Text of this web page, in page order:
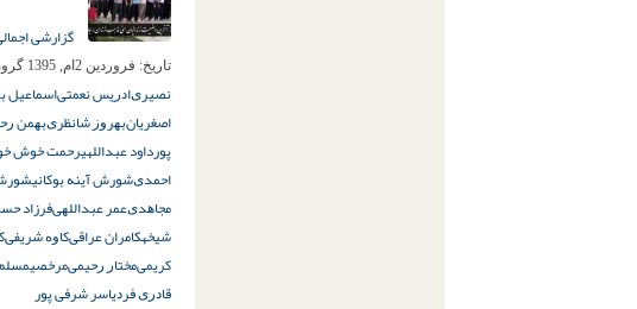
گزارشی
تاریخ: فروردین 2ام, 1395
ﻧﺼﯿﺮﯼﺍﺩﺭﯾﺲ ﻧﻌﻤﺘﯽاسماعیل
اصغریانﺑﻬﺮﻭﺯ ﺷﺎﻧﻈﺮﯼﺑﻬﻤﻦ
پورداود عبداللهیرحمت خوش
ﺍﺣﻤﺪﯼشورش آینه بوکانی
ﻣﺠﺎﻫﺪﯼﻋﻤﺮ ﻋﺒﺪﺍﻟﻠﻬﯽفرزاد
شیخهکامران عراقیﮐﺎﻭﻩ ﺷﺮﯾﻔﯽ
ﮐﺮﯾﻤﯽﻣﺨﺘﺎﺭ ﺭﺣﯿﻤﯽمرخصی
ﻗﺎﺩﺭﯼ ﻓﺮﺩیاسر شرفی پور